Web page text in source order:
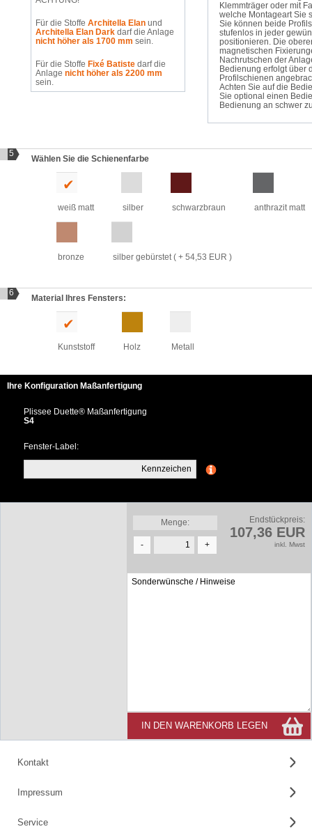
Für die Stoffe Architella Elan und
Architella Elan Dark darf die Anlage
nicht höher als 1700 mm sein.
Für die Stoffe Fixé Batiste darf die
Anlage nicht höher als 2200 mm
sein.
Klemmträger oder mit
welche Montageart Sie
Sie können beide
stufenlos in jeder
positionieren. Die
magnetischen
Nachrutschen der
Bedienung erfolgt über
Profilschienen
Achten Sie auf die
Sie optional einen
Bedienung an schwer
Wählen Sie die Schienenfarbe
5
weiß matt silber schwarzbraun anthrazit matt
bronze silber gebürstet( + 54,53 EUR )
Material Ihres Fensters:
6
Kunststoff Holz Metall
Ihre Konfiguration Maßanfertigung
Plissee Duette® Maßanfertigung
S4
Fenster-Label:
Menge:
- +
Endstückpreis:
107,36 EUR
inkl. Mwst
IN DEN WARENKORB LEGEN
Kontakt
Impressum
Service